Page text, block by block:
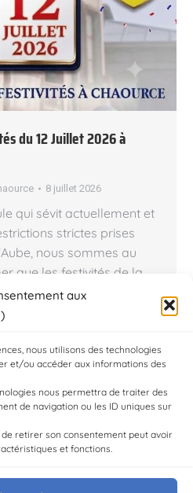
aux
nous utilisons des technologies
et/ou accéder aux informations des
nous permettra de traiter des
de navigation ou les ID uniques sur
de retirer son consentement peut avoir
et fonctions.
du 12 Juillet 2026 à
8 juillet 2026
qui sévit actuellement et
strictes prises
nous sommes au
que les festivités de la
le dimanche 12 juillet
(Arrêté n°SIDPC